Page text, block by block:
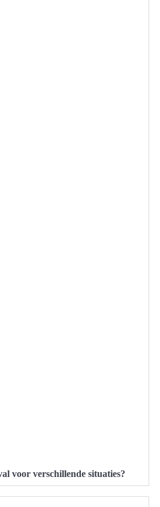
voor verschillende situaties?